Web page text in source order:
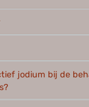
jodium bij de